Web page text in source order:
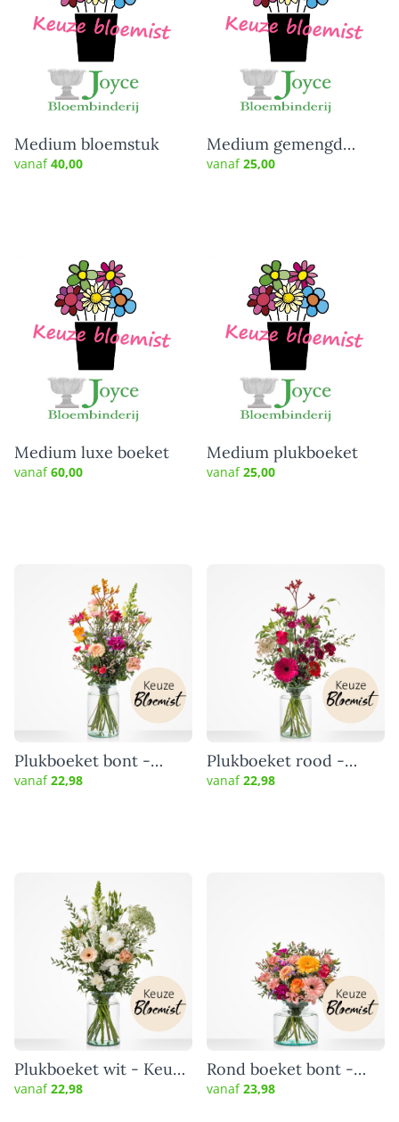
Medium bloemstuk
vanaf40,00
Medium gemengd
boeket
vanaf25,00
Medium luxe boeket
vanaf60,00
Medium plukboeket
vanaf25,00
Plukboeket bont -
Keuze bloemist
vanaf22,98
Plukboeket rood -
Keuze bloemist
vanaf22,98
Plukboeket wit - Keuze
bloemist
vanaf22,98
Rond boeket bont -
Keuze bloemist
vanaf23,98